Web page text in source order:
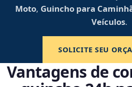
Moto, Guincho para
Veículos.
SOLICITE SEU
Vantagens de